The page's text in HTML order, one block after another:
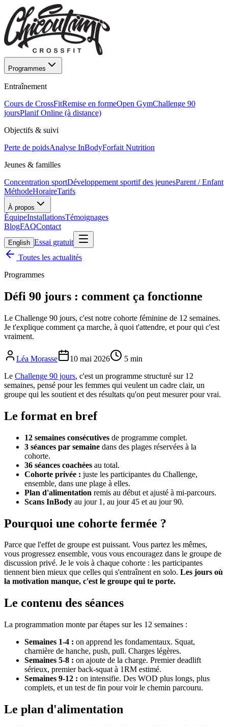
Programmes
Entraînement
Cours de CrossFitRemise en formeOpen GymChallenge 90
joursPlanif Online (à distance)
Objectifs & suivi
Perte de poidsAnalyse InBodyForfait Nutrition
Jeunes & familles
Concentration sportDéveloppement sportif des jeunesParent / Enfant
MéthodeHoraireTarifs
À propos
ÉquipeInstallationsTémoignages
BlogFAQContact
English Essai gratuit
Toutes les actualités
Programmes
Défi 90 jours : comment ça fonctionne
Le Challenge 90 jours, c'est notre cohorte féminine de 12 semaines.
Je t'explique comment ça marche, à quoi t'attendre, et pour qui c'est
vraiment.
Léa Morasse 10 mai 2026 5 min
Le Challenge 90 jours, c'est un programme structuré sur 12
semaines, pensé pour les femmes qui veulent un cadre clair, un
groupe qui les soutient et des résultats qu'on peut mesurer pour vrai.
Le format en bref
12 semaines consécutives de programme complet.
3 séances par semaine dans des plages réservées à la
cohorte.
36 séances coachées au total.
Cohorte privée : juste les participantes du Challenge,
ensemble, dans une plage à elles.
Plan d'alimentation remis au début et ajusté à mi-parcours.
Scans InBody au jour 1, au jour 45 et au jour 90.
Pourquoi une cohorte fermée ?
Parce que l'effet de groupe est puissant. Vous partez les mêmes,
vous progressez ensemble, vous vous encouragez dans le groupe de
discussion privé. Je le vois à chaque cohorte : les participantes
tiennent bien mieux que celles qui s'entraînent en solo. Les jours où
la motivation manque, c'est le groupe qui te porte.
Le contenu des séances
La programmation monte par étapes sur les 12 semaines :
Semaines 1-4 : on apprend les fondamentaux. Squat,
charnière de hanche, push, pull. Charges légères.
Semaines 5-8 : on ajoute de la charge. Premier deadlift
sérieux, premier back-squat à 1RM estimé.
Semaines 9-12 : on intensifie. Des WOD plus longs, plus
complets, et un test de fin pour voir le chemin parcouru.
Le plan d'alimentation